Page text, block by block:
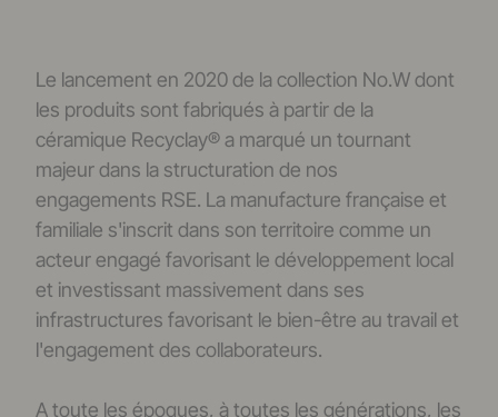
Le lancement en 2020 de la collection No.W dont
les produits sont fabriqués à partir de la
céramique Recyclay® a marqué un tournant
majeur dans la structuration de nos
engagements RSE. La manufacture française et
familiale s'inscrit dans son territoire comme un
acteur engagé favorisant le développement local
et investissant massivement dans ses
infrastructures favorisant le bien-être au travail et
l'engagement des collaborateurs.
A toute les époques, à toutes les générations, les